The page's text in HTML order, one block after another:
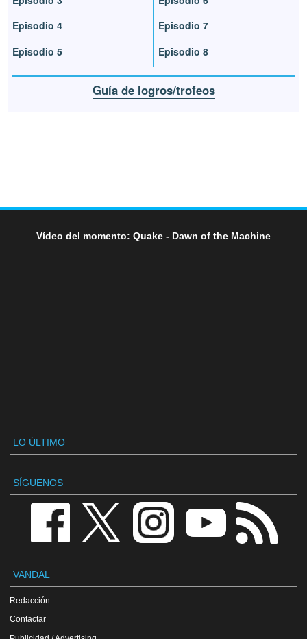
Episodio 4
Episodio 5
Episodio 7
Episodio 8
Guía de logros/trofeos
Vídeo del momento: Quake - Dawn of the Machine
LO ÚLTIMO
SÍGUENOS
VANDAL
Redacción
Contactar